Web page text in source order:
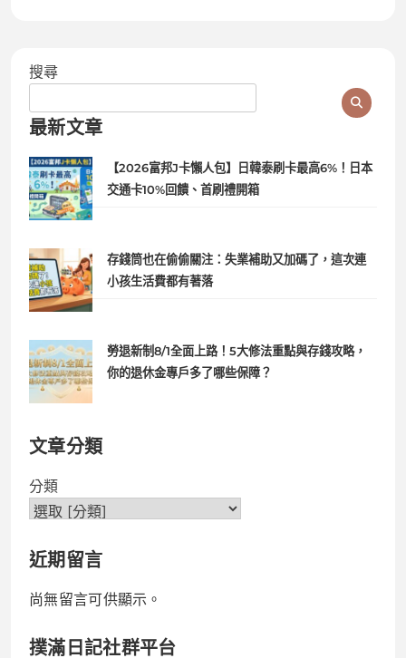
搜尋
最新文章
【2026富邦J卡懶人包】日韓泰刷卡最高6%！日本
交通卡10%回饋、首刷禮開箱
存錢筒也在偷偷關注：失業補助又加碼了，這次連
小孩生活費都有著落
勞退新制8/1全面上路！5大修法重點與存錢攻略，
你的退休金專戶多了哪些保障？
文章分類
分類
近期留言
尚無留言可供顯示。
撲滿日記社群平台